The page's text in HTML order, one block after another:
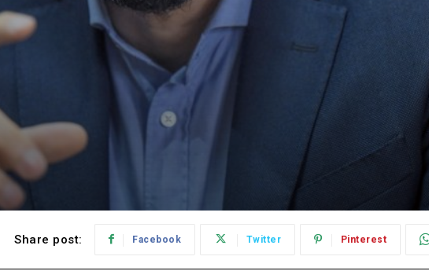
Share post: Facebook Twitter Pinterest